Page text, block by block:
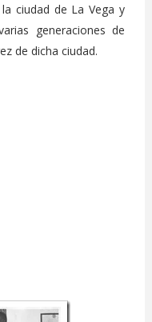
ciudad de La Vega y
generaciones de
de dicha ciudad.